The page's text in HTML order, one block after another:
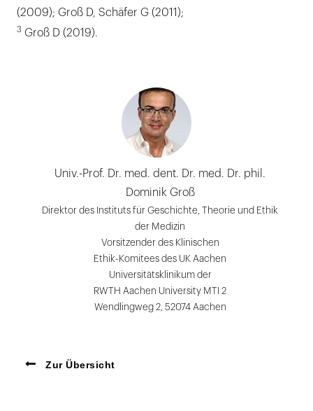
(2009); Groß D, Schäfer G (2011);
3 Groß D (2019).
Univ.-Prof. Dr. med. dent. Dr. med. Dr. phil.
Dominik Groß
Direktor des Instituts für Geschichte, Theorie und Ethik
der Medizin
Vorsitzender des Klinischen
Ethik-Komitees des UK Aachen
Universitätsklinikum der
RWTH Aachen University MTI 2
Wendlingweg 2, 52074 Aachen
Zur Übersicht